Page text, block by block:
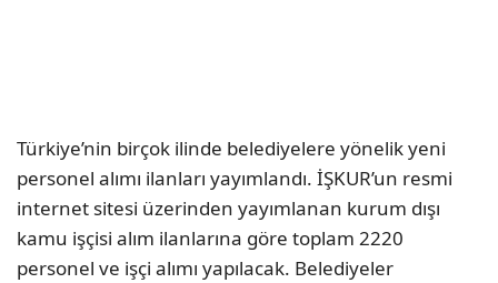
Türkiye’nin birçok ilinde belediyelere yönelik yeni
personel alımı ilanları yayımlandı. İŞKUR’un resmi
internet sitesi üzerinden yayımlanan kurum dışı
kamu işçisi alım ilanlarına göre toplam 2220
personel ve işçi alımı yapılacak. Belediyeler